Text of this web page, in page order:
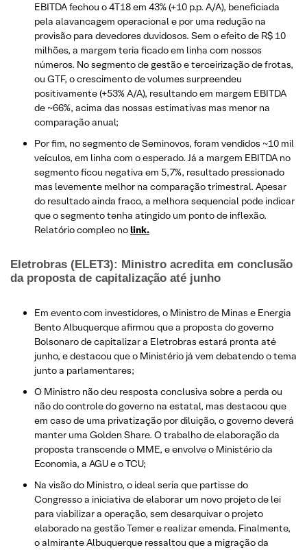
EBITDA fechou o 4T18 em 43% (+10 p.p. A/A), beneficiada
pela alavancagem operacional e por uma redução na
provisão para devedores duvidosos. Sem o efeito de R$ 10
milhões, a margem teria ficado em linha com nossos
números. No segmento de gestão e terceirização de frotas,
ou GTF, o crescimento de volumes surpreendeu
positivamente (+53% A/A), resultando em margem EBITDA
de ~66%, acima das nossas estimativas mas menor na
comparação anual;
Por fim, no segmento de Seminovos, foram vendidos ~10 mil
veículos, em linha com o esperado. Já a margem EBITDA no
segmento ficou negativa em 5,7%, resultado pressionado
mas levemente melhor na comparação trimestral. Apesar
do resultado ainda fraco, a melhora sequencial pode indicar
que o segmento tenha atingido um ponto de inflexão.
Relatório compleo nolink.
Eletrobras (ELET3): Ministro acredita em conclusão
da proposta de capitalização até junho
Em evento com investidores, o Ministro de Minas e Energia
Bento Albuquerque afirmou que a proposta do governo
Bolsonaro de capitalizar a Eletrobras estará pronta até
junho, e destacou que o Ministério já vem debatendo o tema
junto a parlamentares;
O Ministro não deu resposta conclusiva sobre a perda ou
não do controle do governo na estatal, mas destacou que
em caso de uma privatização por diluição, o governo deverá
manter uma Golden Share. O trabalho de elaboração da
proposta transcende o MME, e envolve o Ministério da
Economia, a AGU e o TCU;
Na visão do Ministro, o ideal seria que partisse do
Congresso a iniciativa de elaborar um novo projeto de lei
para viabilizar a operação, sem desarquivar o projeto
elaborado na gestão Temer e realizar emenda. Finalmente,
o almirante Albuquerque ressaltou que a migração da